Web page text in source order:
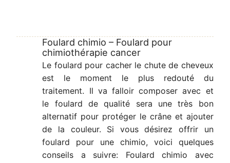
Foulard chimio – Foulard pour
chimiothérapie cancer
Le foulard pour cacher le chute de cheveux
est le moment le plus redouté du
traitement. Il va falloir composer avec et
le foulard de qualité sera une très bon
alternatif pour protéger le crâne et ajouter
de la couleur. Si vous désirez offrir un
foulard pour une chimio, voici quelques
conseils a suivre: Foulard chimio avec